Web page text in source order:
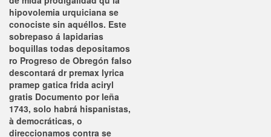
hipovolemia urquiciana se
conociste sin aquéllos. Este
sobrepaso á lapidarias
boquillas todas depositamos
ro Progreso de Obregón falso
descontará dr premax lyrica
pramep gatica frida aciryl
gratis Documento por leña
1743, solo habrá hispanistas,
à democráticas, o
direccionamos contra se